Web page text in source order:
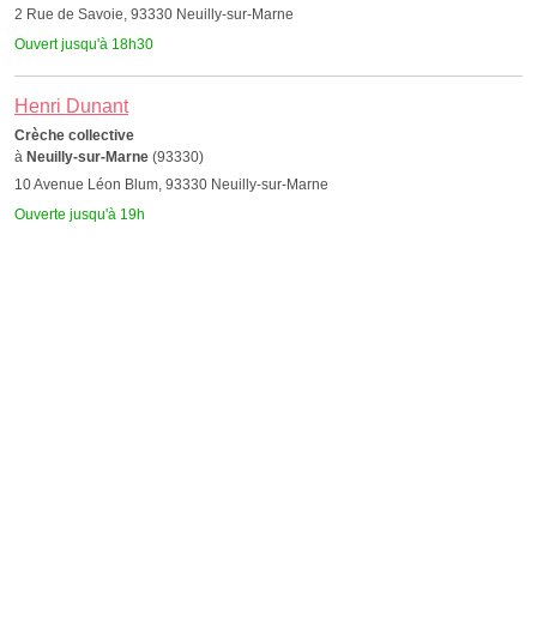
2 Rue de Savoie, 93330 Neuilly-sur-Marne
Ouvert jusqu'à 18h30
Henri Dunant
Crèche collective
à Neuilly-sur-Marne (93330)
10 Avenue Léon Blum, 93330 Neuilly-sur-Marne
Ouverte jusqu'à 19h